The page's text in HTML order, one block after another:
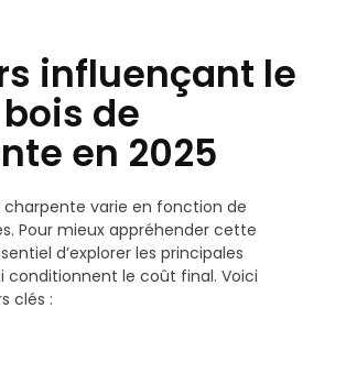
influençant le
de
en 2025
charpente varie en fonction de
Pour mieux appréhender cette
d’explorer les principales
conditionnent le coût final. Voici
clés :